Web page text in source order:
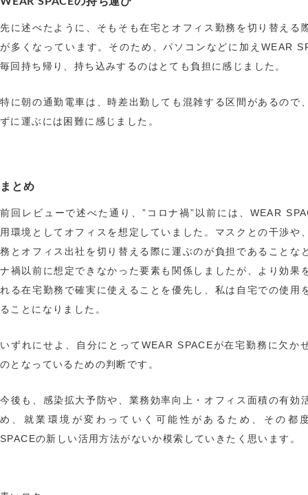
先に述べたように、そもそも在宅とオフィス勤務を切り替える
が多くなっています。そのため、パソコンなどに加えWEAR
毎回持ち帰り、持ち込みするのはとても負担に感じました。
特に朝の通勤電車は、時差出勤しても混雑する区間があるので
ずに運ぶには困難に感じました。
まとめ
前回レビューで述べた通り、”コロナ禍”以前には、WEAR
用環境としてオフィスを想定していました。マスクとの干渉や
務とオフィス出社を切り替える際に運ぶのが負担であることな
ナ禍以前に想定できなかった要素も関係しましたが、より効果
れる在宅勤務で確実に使えることを優先し、私は自宅での使用
ることになりました。
いずれにせよ、自分にとってWEAR SPACEが在宅勤務に欠か
のとなっているための判断です。
今後も、感染拡大予防や、業務効率向上・オフィス面積の有効
め、就業環境が変わっていく可能性があるため、その都
SPACEの新しい活用方法がないか模索していきたく思います。